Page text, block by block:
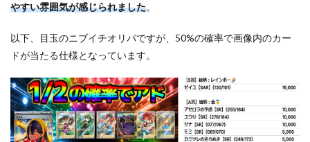
やすい雰囲気が感じられました。
以下、目玉のニブイチオリパですが、50%の確率で画像内のカー
ドが当たる仕様となっています。